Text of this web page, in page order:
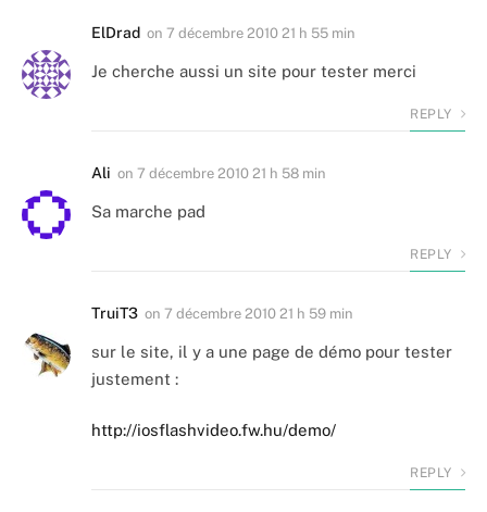
ElDrad on 7 décembre 2010 21 h 55 min
Je cherche aussi un site pour tester merci
REPLY
Ali on 7 décembre 2010 21 h 58 min
Sa marche pad
REPLY
TruiT3 on 7 décembre 2010 21 h 59 min
sur le site, il y a une page de démo pour tester
justement :
http://iosflashvideo.fw.hu/demo/
REPLY